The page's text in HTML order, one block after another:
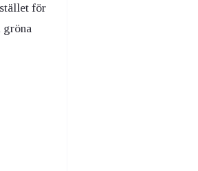
för
gröna